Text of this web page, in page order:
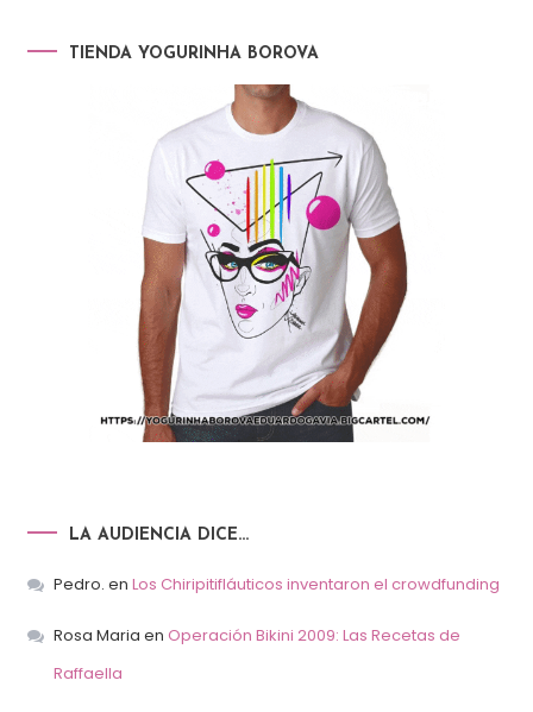
TIENDA YOGURINHA BOROVA
LA AUDIENCIA DICE…
Pedro. en Los Chiripitifláuticos inventaron el crowdfunding
Rosa Maria en Operación Bikini 2009: Las Recetas de
Raffaella